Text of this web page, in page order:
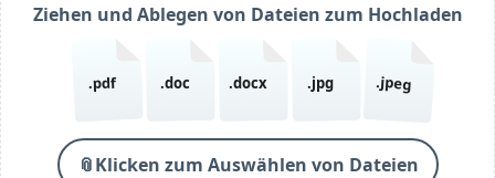
Ziehen und Ablegen von Dateien zum Hochladen
.pdf .doc .docx .jpg .jpeg
📎Klicken zum Auswählen von Dateien